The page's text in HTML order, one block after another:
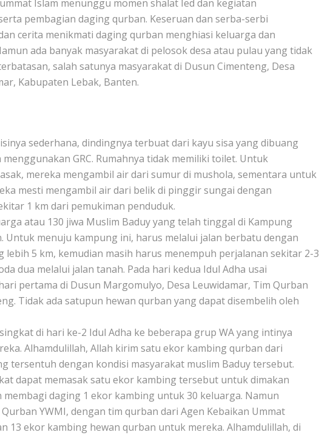
Islam menunggu momen shalat Ied dan kegiatan
pembagian daging qurban. Keseruan dan serba-serbi
cerita menikmati daging qurban menghiasi keluarga dan
ada banyak masyarakat di pelosok desa atau pulau yang tidak
salah satunya masyarakat di Dusun Cimenteng, Desa
Kabupaten Lebak, Banten.
sederhana, dindingnya terbuat dari kayu sisa yang dibuang
GRC. Rumahnya tidak memiliki toilet. Untuk
mereka mengambil air dari sumur di mushola, sementara untuk
mesti mengambil air dari belik di pinggir sungai dengan
1 km dari pemukiman penduduk.
atau 130 jiwa Muslim Baduy yang telah tinggal di Kampung
Untuk menuju kampung ini, harus melalui jalan berbatu dengan
5 km, kemudian masih harus menempuh perjalanan sekitar 2-3
dua melalui jalan tanah. Pada hari kedua Idul Adha usai
pertama di Dusun Margomulyo, Desa Leuwidamar, Tim Qurban
Tidak ada satupun hewan qurban yang dapat disembelih oleh
di hari ke-2 Idul Adha ke beberapa grup WA yang intinya
Alhamdulillah, Allah kirim satu ekor kambing qurban dari
tersentuh dengan kondisi masyarakat muslim Baduy tersebut.
dapat memasak satu ekor kambing tersebut untuk dimakan
daging 1 ekor kambing untuk 30 keluarga. Namun
YWMI, dengan tim qurban dari Agen Kebaikan Ummat
13 ekor kambing hewan qurban untuk mereka. Alhamdulillah, di